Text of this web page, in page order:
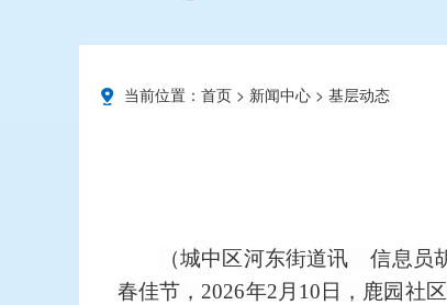
当前位置： 首页 > 新闻中心 > 基层动态
（城中区河东街道讯 信息员
春佳节，2026年2月10日，鹿园社